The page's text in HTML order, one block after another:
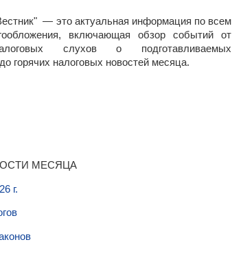
— это актуальная информация по всем
включающая обзор событий от
слухов о подготавливаемых
горячих налоговых новостей месяца.
МЕСЯЦА
г.